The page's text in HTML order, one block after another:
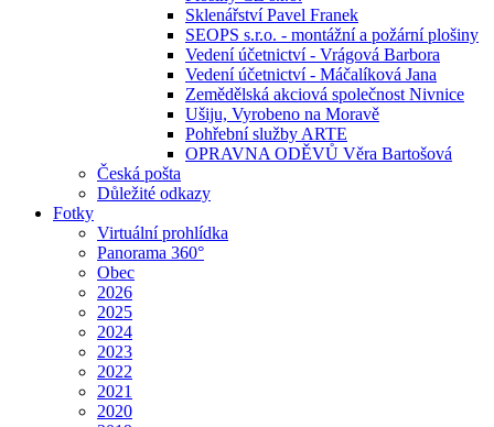
Sklenářství Pavel Franek
SEOPS s.r.o. - montážní a požární plošiny
Vedení účetnictví - Vrágová Barbora
Vedení účetnictví - Máčalíková Jana
Zemědělská akciová společnost Nivnice
Ušiju, Vyrobeno na Moravě
Pohřební služby ARTE
OPRAVNA ODĚVŮ Věra Bartošová
Česká pošta
Důležité odkazy
Fotky
Virtuální prohlídka
Panorama 360°
Obec
2026
2025
2024
2023
2022
2021
2020